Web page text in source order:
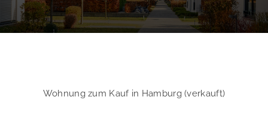
Wohnung zum Kauf in Hamburg (verkauft)